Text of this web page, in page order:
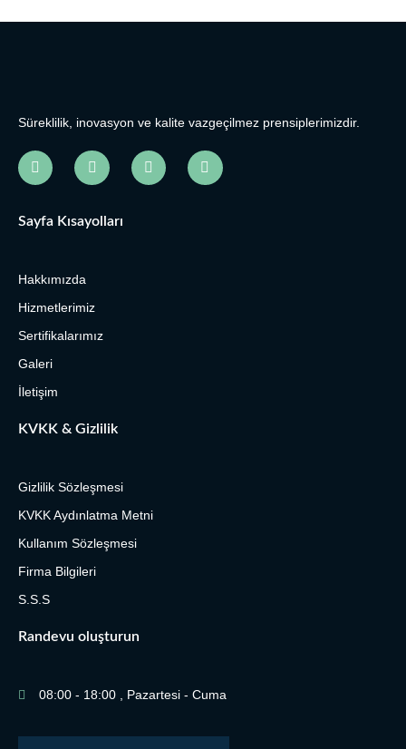
Süreklilik, inovasyon ve kalite vazgeçilmez prensiplerimizdir.
Sayfa Kısayolları
Hakkımızda
Hizmetlerimiz
Sertifikalarımız
Galeri
İletişim
KVKK & Gizlilik
Gizlilik Sözleşmesi
KVKK Aydınlatma Metni
Kullanım Sözleşmesi
Firma Bilgileri
S.S.S
Randevu oluşturun
08:00 - 18:00 , Pazartesi - Cuma